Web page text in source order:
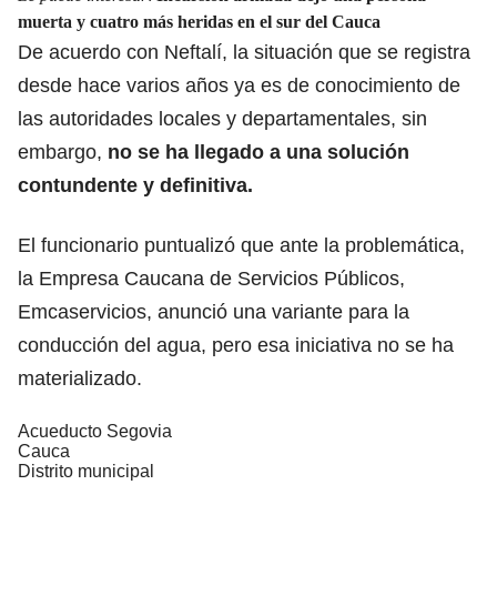
muerta y cuatro más heridas en el sur del Cauca
De acuerdo con Neftalí, la situación que se registra
desde hace varios años ya es de conocimiento de
las autoridades locales y departamentales, sin
embargo, no se ha llegado a una solución
contundente y definitiva.
El funcionario puntualizó que ante la problemática,
la Empresa Caucana de Servicios Públicos,
Emcaservicios, anunció una variante para la
conducción del agua, pero esa iniciativa no se ha
materializado.
Acueducto Segovia
Cauca
Distrito municipal